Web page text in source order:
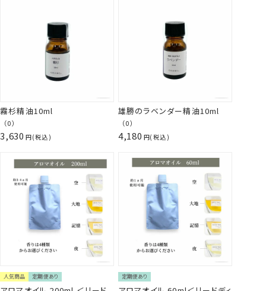
霧杉精油10ml
（0）
3,630 税込
雄勝のラベンダー精油10ml
（0）
4,180 税込
人気商品 定期便あり 定期便あり